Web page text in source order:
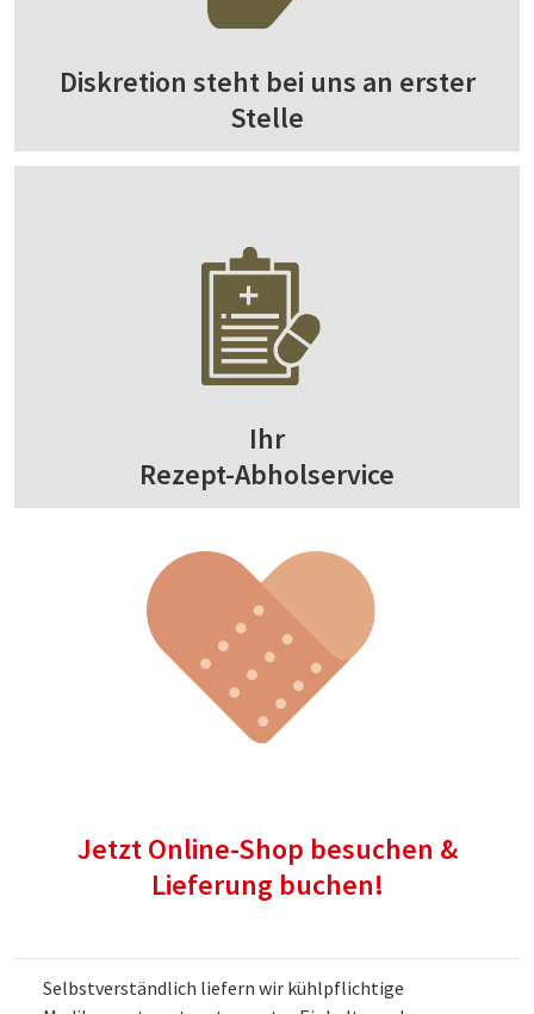
Diskretion steht bei uns an erster
Stelle
Ihr
Rezept-Abholservice
Jetzt Online-Shop besuchen &
Lieferung buchen!
Selbstverständlich liefern wir kühlpflichtige